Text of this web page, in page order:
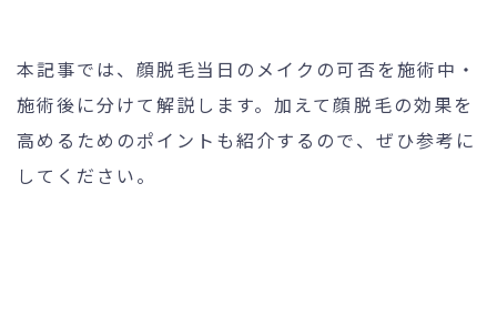
本記事では、顔脱毛当日のメイクの可否を施術中・
施術後に分けて解説します。加えて顔脱毛の効果を
高めるためのポイントも紹介するので、ぜひ参考に
してください。